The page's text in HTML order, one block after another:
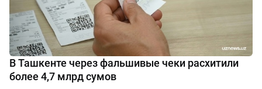
В Ташкенте через фальшивые чеки расхитили
более 4,7 млрд сумов